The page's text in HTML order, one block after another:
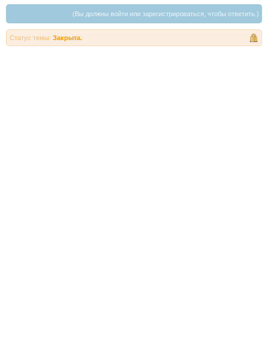
(Вы должны войти или зарегистрироваться, чтобы ответить.)
Статус темы: Закрыта.